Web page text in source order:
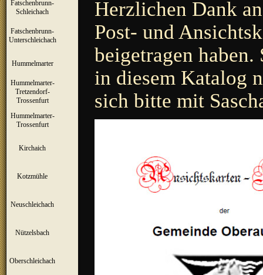
Fatschenbrunn-
Schleichach
▼
Fatschenbrunn-
Unterschleichach
▼
Hummelmarter ▼
Hummelmarter-
Tretzendorf-
Trossenfurt
Hummelmarter-
Trossenfurt
▼
Kirchaich
Kotzmühle
Neuschleichach
Nützelsbach
Oberschleichach
Herzlichen Dank
Post- und
beigetragen
in diesem Katalog
sich bitte mit